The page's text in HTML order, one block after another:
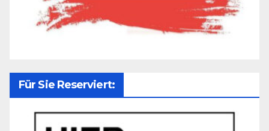
Für Sie Reserviert: